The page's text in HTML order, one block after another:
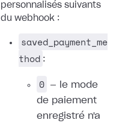
personnalisés suivants
du webhook :
saved_payment_me
thod :
0
— le mode
de paiement
enregistré n'a